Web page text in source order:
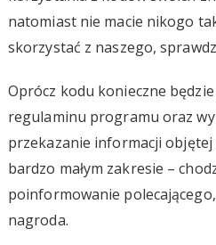
natomiast nie macie nikogo
skorzystać z naszego,
Oprócz kodu konieczne
regulaminu programu oraz
przekazanie informacji
bardzo małym zakresie –
poinformowanie
nagroda.